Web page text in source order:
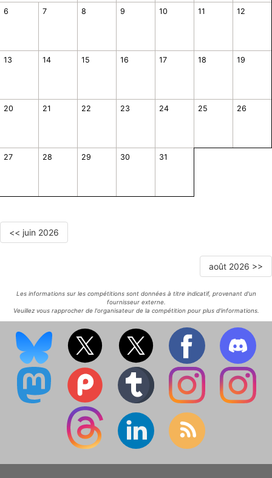
6 7 8 9 10 11 12
13 14 15 16 17 18 19
20 21 22 23 24 25 26
27 28 29 30 31
<< juin 2026
août 2026 >>
Les informations sur les compétitions sont données à titre indicatif, provenant d'un
fournisseur externe.
Veuillez vous rapprocher de l'organisateur de la compétition pour plus d'informations.